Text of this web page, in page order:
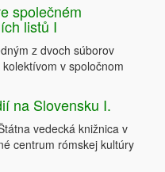
společném
listů I
z dvoch súborov
v spoločnom
na Slovensku I.
vedecká knižnica v
centrum rómskej kultúry